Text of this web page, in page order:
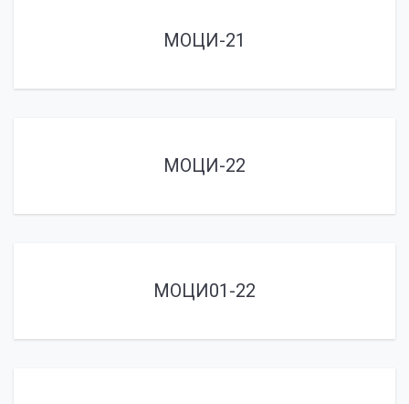
МОЦИ-21
МОЦИ-22
МОЦИ01-22